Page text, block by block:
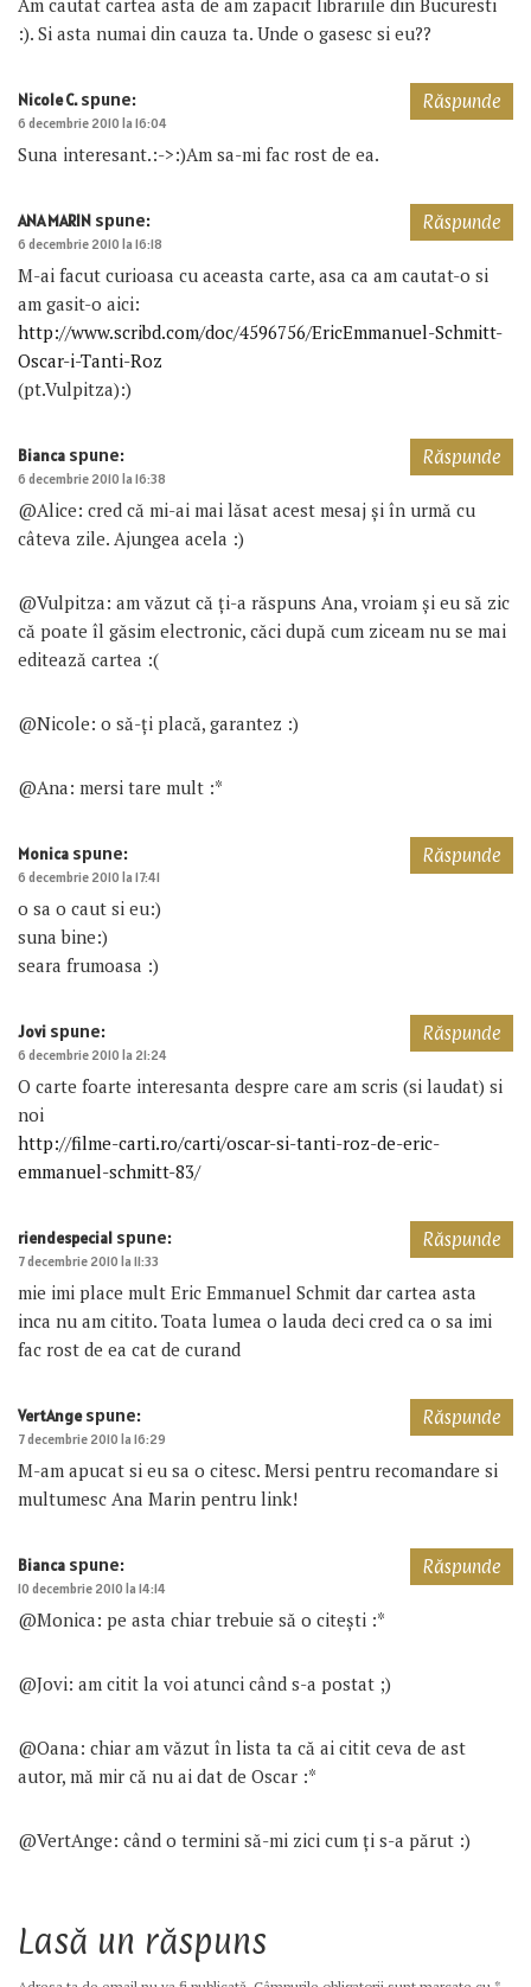
:). Si asta numai din cauza ta. Unde o gasesc si eu??
Nicole C. spune:
6 decembrie 2010 la 16:04
Suna interesant.:->:)Am sa-mi fac rost de ea.
Răspunde
ANA MARIN spune:
6 decembrie 2010 la 16:18
M-ai facut curioasa cu aceasta carte, asa ca am cautat-o si
am gasit-o aici:
http://www.scribd.com/doc/4596756/EricEmmanuel-Schmitt-
Oscar-i-Tanti-Roz
(pt.Vulpitza):)
Răspunde
Bianca spune:
6 decembrie 2010 la 16:38
@Alice: cred că mi-ai mai lăsat acest mesaj și în urmă cu
câteva zile. Ajungea acela :)
@Vulpitza: am văzut că ți-a răspuns Ana, vroiam și eu să zic
că poate îl găsim electronic, căci după cum ziceam nu se mai
editează cartea :(
@Nicole: o să-ți placă, garantez :)
@Ana: mersi tare mult :*
Răspunde
Monica spune:
6 decembrie 2010 la 17:41
o sa o caut si eu:)
suna bine:)
seara frumoasa :)
Răspunde
Jovi spune:
6 decembrie 2010 la 21:24
O carte foarte interesanta despre care am scris (si laudat) si
noi
http://filme-carti.ro/carti/oscar-si-tanti-roz-de-eric-
emmanuel-schmitt-83/
Răspunde
riendespecial spune:
7 decembrie 2010 la 11:33
mie imi place mult Eric Emmanuel Schmit dar cartea asta
inca nu am citito. Toata lumea o lauda deci cred ca o sa imi
fac rost de ea cat de curand
Răspunde
VertAnge spune:
7 decembrie 2010 la 16:29
M-am apucat si eu sa o citesc. Mersi pentru recomandare si
multumesc Ana Marin pentru link!
Răspunde
Bianca spune:
10 decembrie 2010 la 14:14
@Monica: pe asta chiar trebuie să o citești :*
@Jovi: am citit la voi atunci când s-a postat ;)
@Oana: chiar am văzut în lista ta că ai citit ceva de ast
autor, mă mir că nu ai dat de Oscar :*
@VertAnge: când o termini să-mi zici cum ți s-a părut :)
Răspunde
Lasă un răspuns